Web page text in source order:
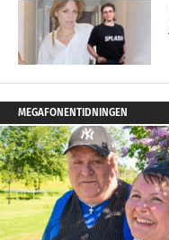
MEGAFONENTIDNINGEN